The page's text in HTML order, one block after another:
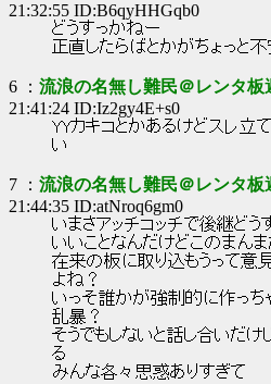
21:32:55 ID:B6qyHHGqb0
どうすっかねー
正直したらばとかがちょっと
6 ： 流浪の名無し難民＠レンタ板
21:41:24 ID:Iz2gy4E+s0
YYカキコとかあるけどスレ
い
7 ： 流浪の名無し難民＠レンタ板
21:44:35 ID:atNroq6gm0
いまさアッチコッチで後継どう
いいことなんだけどこのまん
在来の板に取り込もうって意
よね？
いっそ誰かが強制的に作っち
乱暴？
そうでもしないと話し合いだけ
る
みんな各々思惑ありすぎて